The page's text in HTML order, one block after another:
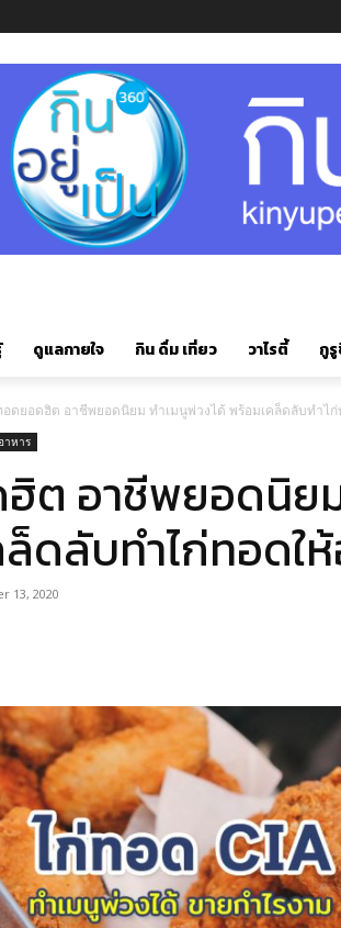
ดูแลกายใจ กิน ดื่ม เที่ยว วาไรตี้ กู
อดยอดฮิต อาชีพยอดนิยม ทำเมนูพ่วงได้ พร้อมเคล็ดลับทำไก่
าหาร
ต อาชีพยอดนิย
ดลับทำไก่ทอดใ
13, 2020